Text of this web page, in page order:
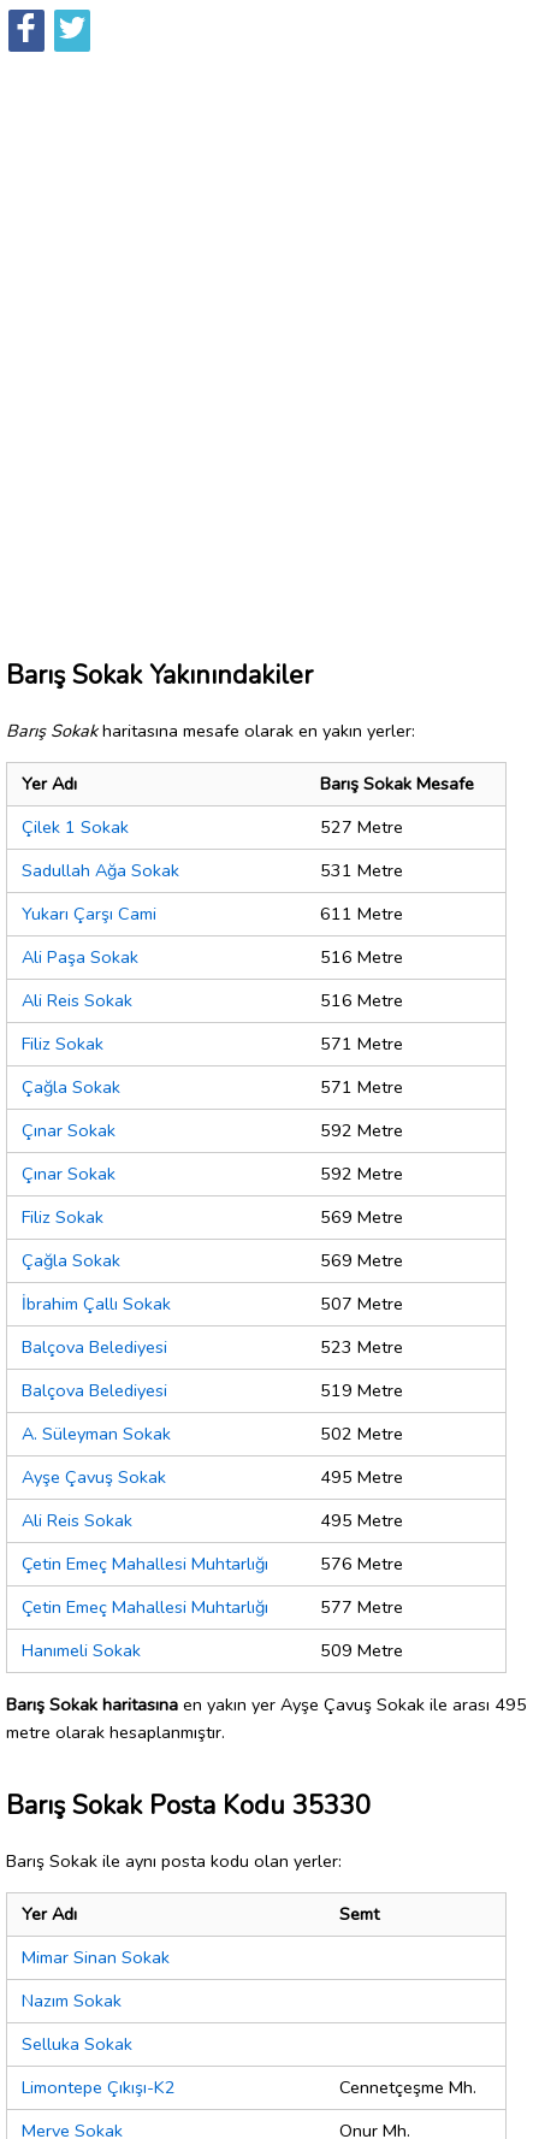
Barış Sokak Yakınındakiler
Barış Sokakharitasına mesafe olarak en yakın yerler:
Yer Adı
Barış Sokak Mesafe
Çilek 1 Sokak
527 Metre
Sadullah Ağa Sokak
531 Metre
Yukarı Çarşı Cami
611 Metre
Ali Paşa Sokak
516 Metre
Ali Reis Sokak
516 Metre
Filiz Sokak
571 Metre
Çağla Sokak
571 Metre
Çınar Sokak
592 Metre
Çınar Sokak
592 Metre
Filiz Sokak
569 Metre
Çağla Sokak
569 Metre
İbrahim Çallı Sokak
507 Metre
Balçova Belediyesi
523 Metre
Balçova Belediyesi
519 Metre
A. Süleyman Sokak
502 Metre
Ayşe Çavuş Sokak
495 Metre
Ali Reis Sokak
495 Metre
Çetin Emeç Mahallesi Muhtarlığı
576 Metre
Çetin Emeç Mahallesi Muhtarlığı
577 Metre
Hanımeli Sokak
509 Metre
Barış Sokak haritasına en yakın yer Ayşe Çavuş Sokak ile arası 495
metre olarak hesaplanmıştır.
Barış Sokak Posta Kodu 35330
Barış Sokak ile aynı posta kodu olan yerler:
Yer Adı
Semt
Mimar Sinan Sokak
Nazım Sokak
Selluka Sokak
Limontepe Çıkışı-K2
Cennetçeşme Mh.
Merve Sokak
Onur Mh.